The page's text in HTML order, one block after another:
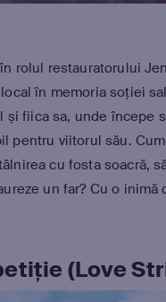
rolul restauratorului
în memoria soției
fiica sa, unde începe
pentru viitorul său.
cu fosta soacră,
un far? Cu o
(Love